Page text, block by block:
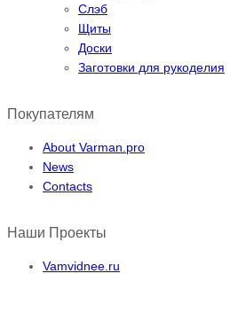
Слэб
Щиты
Доски
Заготовки для рукоделия
Покупателям
About Varman.pro
News
Contacts
Наши Проекты
Vamvidnee.ru